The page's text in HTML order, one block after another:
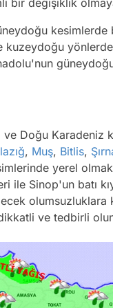
bir değişiklik
kesimlerde
ve Doğu Karadeniz
, Muş, Bitlis,
yerel
ile Sinop'un batı
olumsuzluklara
ve tedbirli